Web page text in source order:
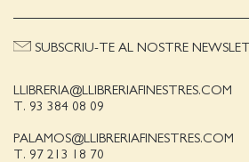
LLIBRERIA@LLIBRERIAFINESTRES.COM
T. 93 384 08 09
PALAMOS@LLIBRERIAFINESTRES.COM
T. 97 213 18 70
SUBSCRIU-TE AL NOSTRE